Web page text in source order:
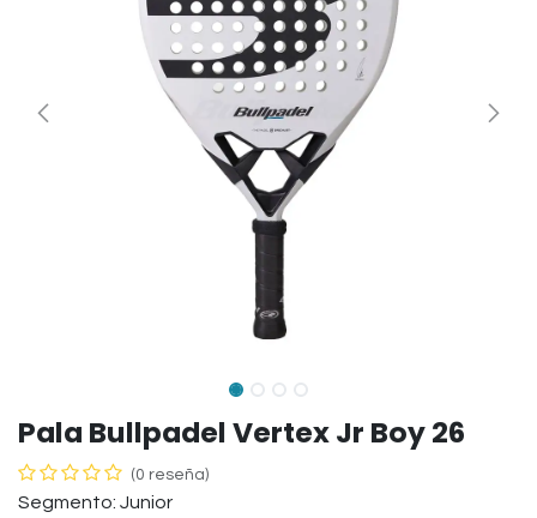
Pala Bullpadel Vertex Jr Boy 26
(0 reseña)
Segmento: Junior